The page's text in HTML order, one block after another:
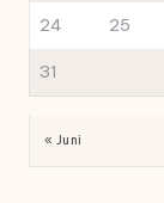
24 25
31
« Juni